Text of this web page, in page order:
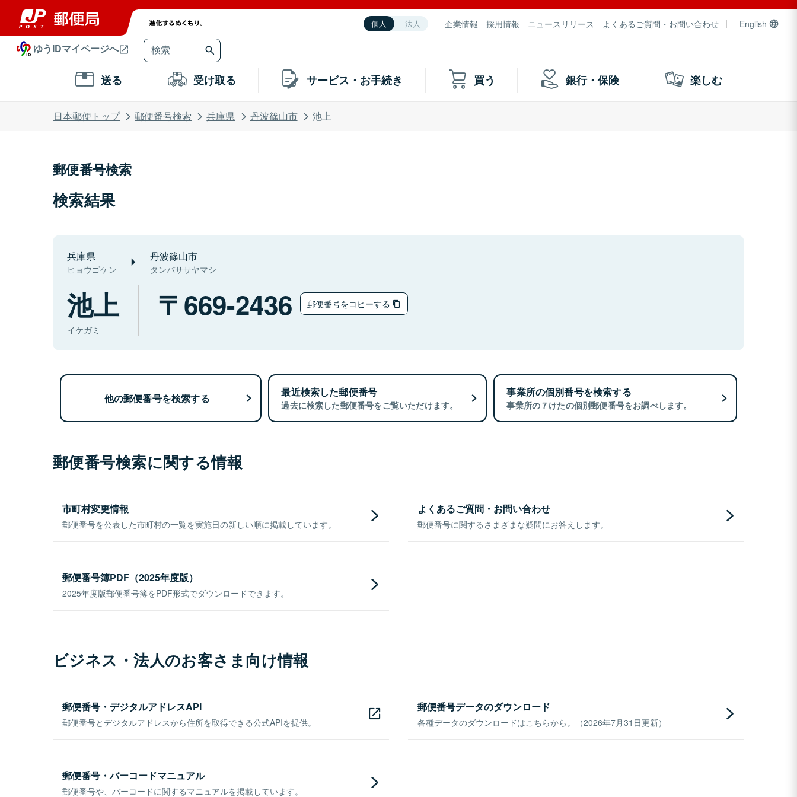
個人 法人 企業情報 採用情報 ニュースリリース よくあるご質問・お問い合わせ English
ゆうIDマイページへ
送る 受け取る サービス・お手続き 買う 銀行・保険 楽しむ
日本郵便トップ 郵便番号検索 兵庫県 丹波篠山市 池上
郵便番号検索
検索結果
兵庫県
ヒョウゴケン
丹波篠山市
タンバササヤマシ
池上
イケガミ
669-2436 郵便番号をコピーする
他の郵便番号を検索する 最近検索した郵便番号
過去に検索した郵便番号をご覧いただけます。
事業所の個別番号を検索する
事業所の７けたの個別郵便番号をお調べします。
郵便番号検索に関する情報
市町村変更情報
郵便番号を公表した市町村の一覧を実施日の新しい順に掲載しています。
よくあるご質問・お問い合わせ
郵便番号に関するさまざまな疑問にお答えします。
郵便番号簿PDF（2025年度版）
2025年度版郵便番号簿をPDF形式でダウンロードできます。
ビジネス・法人のお客さま向け情報
郵便番号・デジタルアドレスAPI
郵便番号とデジタルアドレスから住所を取得できる公式APIを提供。
郵便番号データのダウンロード
各種データのダウンロードはこちらから。（2026年7月31日更新）
郵便番号・バーコードマニュアル
郵便番号や、バーコードに関するマニュアルを掲載しています。